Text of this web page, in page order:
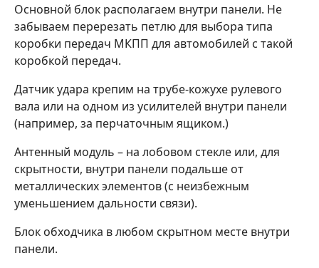
Основной блок располагаем внутри панели. Не
забываем перерезать петлю для выбора типа
коробки передач МКПП для автомобилей с такой
коробкой передач.
Датчик удара крепим на трубе-кожухе рулевого
вала или на одном из усилителей внутри панели
(например, за перчаточным ящиком.)
Антенный модуль – на лобовом стекле или, для
скрытности, внутри панели подальше от
металлических элементов (с неизбежным
уменьшением дальности связи).
Блок обходчика в любом скрытном месте внутри
панели.